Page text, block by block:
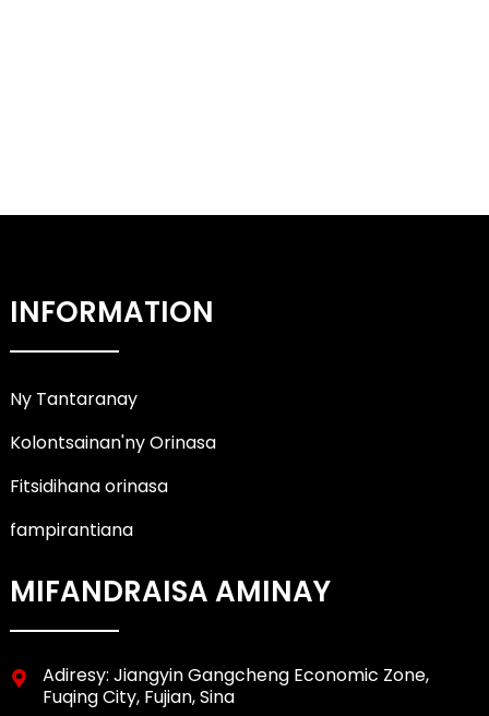
INFORMATION
Ny Tantaranay
Kolontsainan'ny Orinasa
Fitsidihana orinasa
fampirantiana
MIFANDRAISA AMINAY
Adiresy: Jiangyin Gangcheng Economic Zone,
Fuqing City, Fujian, Sina